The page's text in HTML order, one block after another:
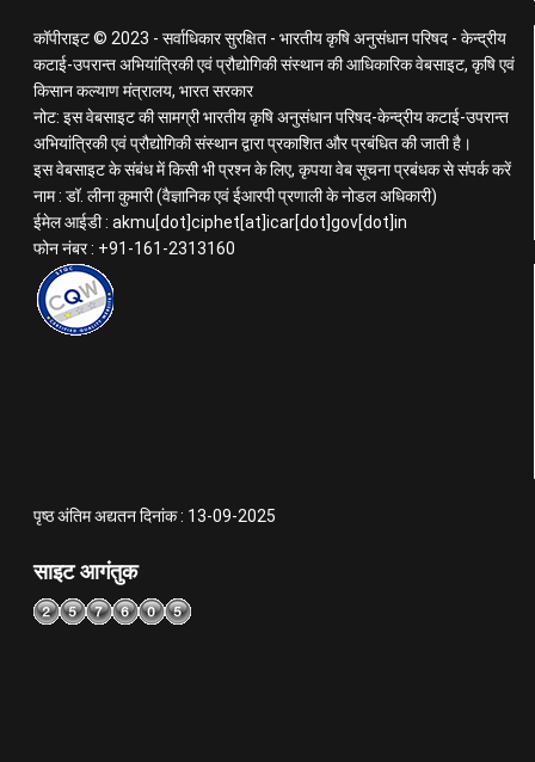
कॉपीराइट © 2023 - सर्वाधिकार सुरक्षित - भारतीय कृषि अनुसंधान परिषद - केन्द्रीय
कटाई-उपरान्त अभियांत्रिकी एवं प्रौद्योगिकी संस्थान की आधिकारिक वेबसाइट, कृषि एवं
किसान कल्याण मंत्रालय, भारत सरकार
नोट: इस वेबसाइट की सामग्री भारतीय कृषि अनुसंधान परिषद-केन्द्रीय कटाई-उपरान्त
अभियांत्रिकी एवं प्रौद्योगिकी संस्थान द्वारा प्रकाशित और प्रबंधित की जाती है।
इस वेबसाइट के संबंध में किसी भी प्रश्न के लिए, कृपया वेब सूचना प्रबंधक से संपर्क करें
नाम : डॉ. लीना कुमारी (वैज्ञानिक एवं ईआरपी प्रणाली के नोडल अधिकारी)
ईमेल आईडी : akmu[dot]ciphet[at]icar[dot]gov[dot]in
फोन नंबर : +91-161-2313160
पृष्ठ अंतिम अद्यतन दिनांक : 13-09-2025
साइट आगंतुक